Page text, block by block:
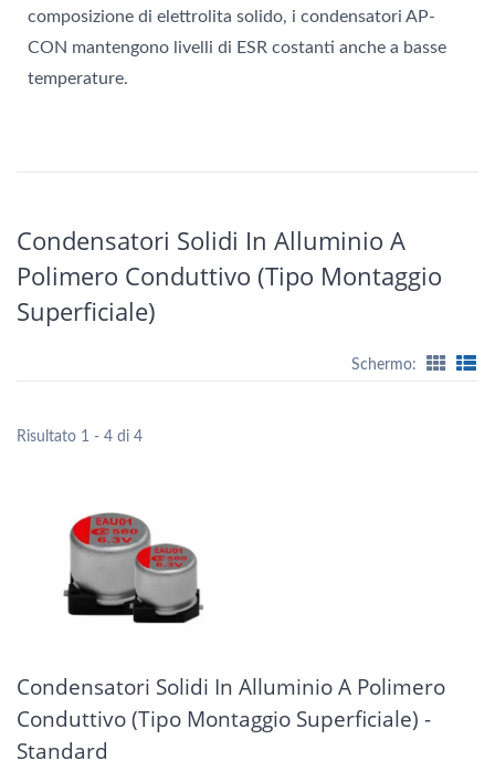
composizione di elettrolita solido, i condensatori AP-
CON mantengono livelli di ESR costanti anche a basse
temperature.
Condensatori Solidi In Alluminio A
Polimero Conduttivo (tipo Montaggio
Superficiale)
Schermo:
Risultato 1 - 4 di 4
Condensatori Solidi In Alluminio A Polimero
Conduttivo (tipo Montaggio Superficiale) -
Standard